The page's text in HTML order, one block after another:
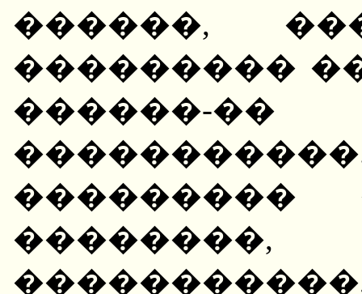
������,
���������
������-
���������